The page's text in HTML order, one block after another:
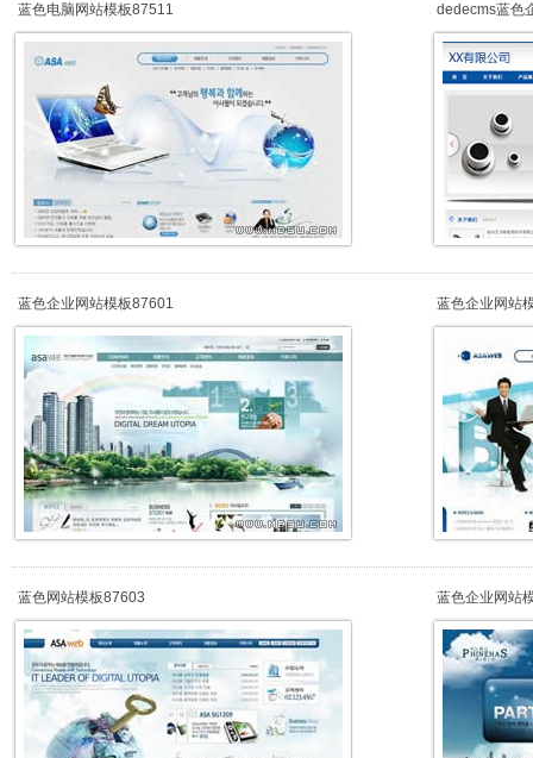
蓝色电脑网站模板87511 dedecms蓝色
蓝色企业网站模板87601 蓝色企业网站
蓝色网站模板87603 蓝色企业网站